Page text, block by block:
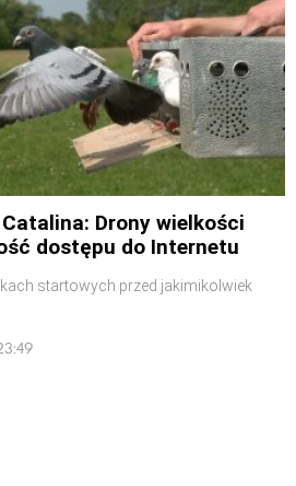
Drony wielkości
dostępu do Internetu
startowych przed jakimikolwiek